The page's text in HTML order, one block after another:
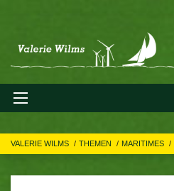
VALERIE WILMS THEMEN MARITIMES